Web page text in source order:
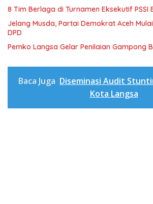
8 Tim Berlaga di Turnamen Eksekutif PSSI
Jelang Musda, Partai Demokrat Aceh
DPD
Pemko Langsa Gelar Penilaian Gampong
Baca Juga Diseminasi Audit
Kota Langsa